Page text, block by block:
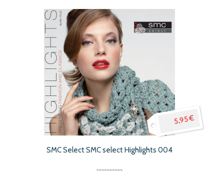
5,95 €
SMC Select SMC select Highlights 004